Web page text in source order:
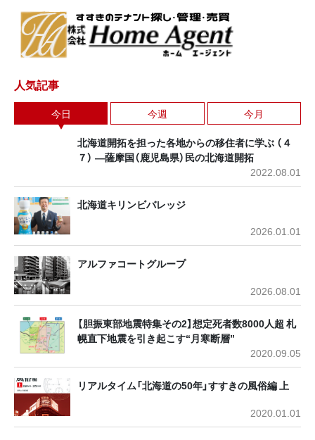
人気記事
今日 今週 今月
北海道開拓を担った各地からの移住者に学ぶ （４
７） ―薩摩国（鹿児島県）民の北海道開拓
2022.08.01
北海道キリンビバレッジ
2026.01.01
アルファコートグループ
2026.08.01
【胆振東部地震特集その2】想定死者数8000人超 札
幌直下地震を引き起こす“月寒断層”
2020.09.05
リアルタイム「北海道の50年」すすきの風俗編 上
2020.01.01